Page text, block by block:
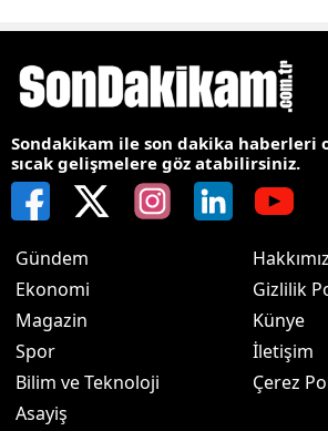
Sondakikam ile son dakika haberleri
sıcak gelişmelere göz atabilirsiniz.
Gündem
Ekonomi
Magazin
Spor
Bilim ve Teknoloji
Asayiş
Gizlilik
Künye
İletişim
Çerez